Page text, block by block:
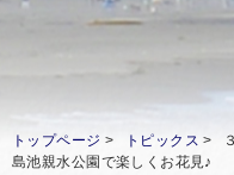
トップページ トピックス
島池親水公園で楽しくお花見♪